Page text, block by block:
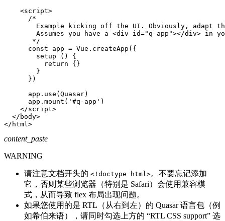
<script>
/*
Example kicking off the UI. Obviously, adapt
Assumes you have a <div id="q-app"></div> in
       */
const app = Vue . createApp ( {
setup
( )
{
return
{}
}
} )
      app
. use (Quasar)
      app
. mount ( '#q-app' )
</script>
</ body>
</ html >
content_paste
WARNING
请注意文档开头的 <!doctype html>。不要忘记添加
它，否则某些浏览器（特别是 Safari）会使用兼容模
式，从而导致 flex 布局出现问题。
如果您使用的是 RTL（从右到左）的 Quasar 语言包（例
如希伯来语），请同时勾选上方的 “RTL CSS support” 选